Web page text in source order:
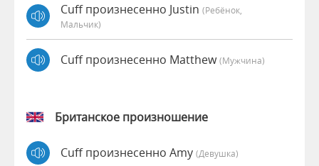
Cuff произнесенно Justin (Ребёнок,
Мальчик)
Cuff произнесенно Matthew(мужчина)
Британское произношение
Cuff произнесенно Amy (девушка)